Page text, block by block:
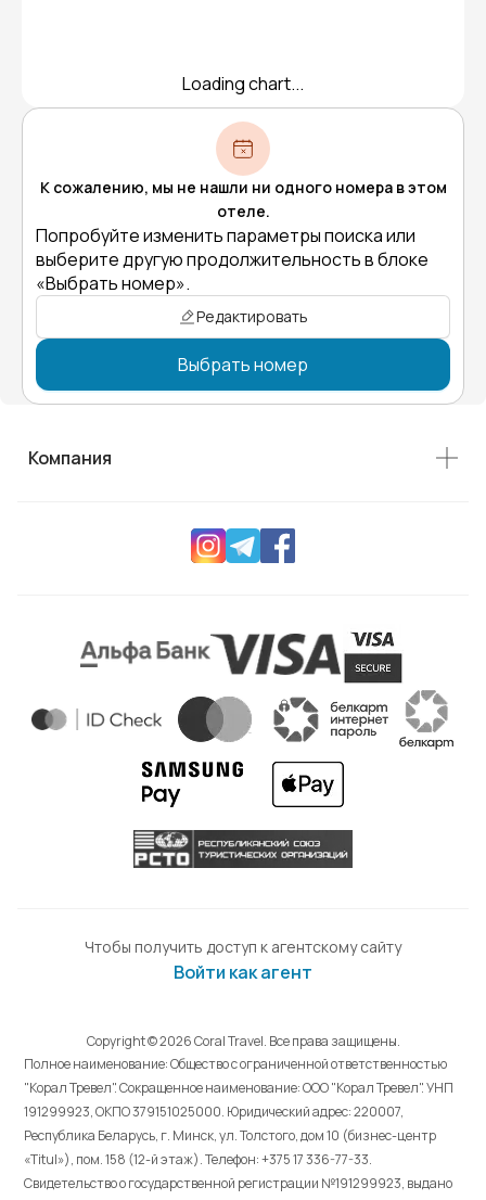
Loading chart...
К сожалению, мы не нашли ни одного номера в этом
отеле.
Попробуйте изменить параметры поиска или
выберите другую продолжительность в блоке
«Выбрать номер».
Редактировать
Выбрать номер
Компания
Чтобы получить доступ к агентскому сайту
Войти как агент
Copyright © 2026 Coral Travel. Все права защищены.
Полное наименование: Общество с ограниченной ответственностью
"Корал Тревел". Сокращенное наименование: ООО "Корал Тревел". УНП
191299923, ОКПО 379151025000. Юридический адрес: 220007,
Республика Беларусь, г. Минск, ул. Толстого, дом 10 (бизнес-центр
«Titul»), пом. 158 (12-й этаж). Телефон: +375 17 336-77-33.
Свидетельство о государственной регистрации №191299923, выдано